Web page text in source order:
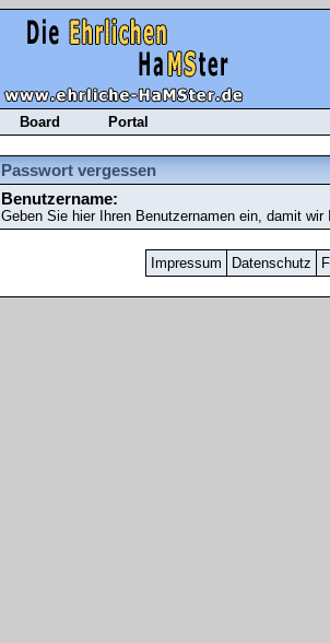
Board Portal
Passwort vergessen
Benutzername:
Geben Sie hier Ihren Benutzernamen ein, damit
Impressum Datenschutz